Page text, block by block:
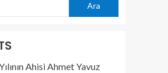
Ara
Ahisi Ahmet Yavuz